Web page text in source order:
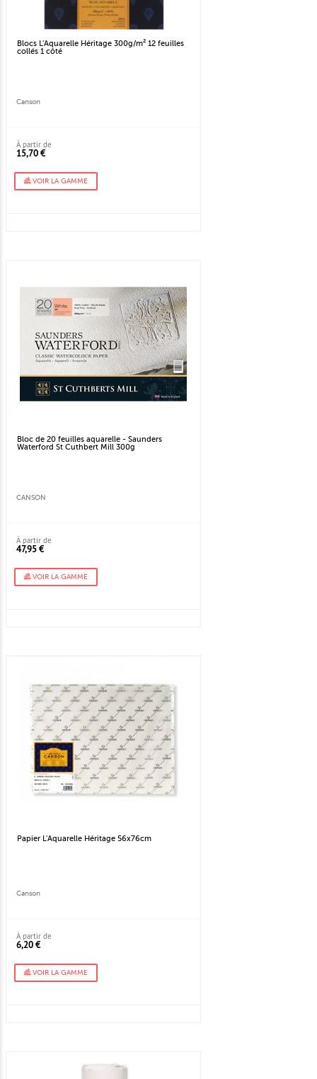
Blocs L'Aquarelle Héritage 300g/m² 12 feuilles
collés 1 côté
Canson
À partir de
15,70 €
VOIR LA GAMME
Bloc de 20 feuilles aquarelle - Saunders
Waterford St Cuthbert Mill 300g
CANSON
À partir de
47,95 €
VOIR LA GAMME
Papier L'Aquarelle Héritage 56x76cm
Canson
À partir de
6,20 €
VOIR LA GAMME